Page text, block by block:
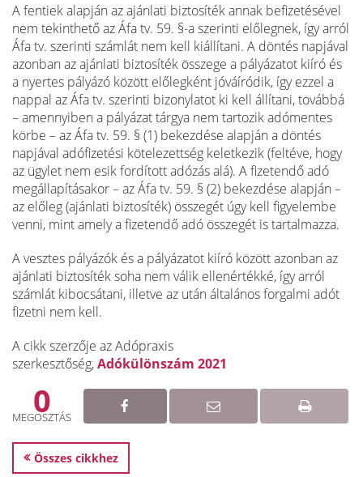
A fentiek alapján az ajánlati biztosíték annak befizetésével
nem tekinthető az Áfa tv. 59. §-a szerinti előlegnek, így arról
Áfa tv. szerinti számlát nem kell kiállítani. A döntés napjával
azonban az ajánlati biztosíték összege a pályázatot kiíró és
a nyertes pályázó között előlegként jóváíródik, így ezzel a
nappal az Áfa tv. szerinti bizonylatot ki kell állítani, továbbá
– amennyiben a pályázat tárgya nem tartozik adómentes
körbe – az Áfa tv. 59. § (1) bekezdése alapján a döntés
napjával adófizetési kötelezettség keletkezik (feltéve, hogy
az ügylet nem esik fordított adózás alá). A fizetendő adó
megállapításakor – az Áfa tv. 59. § (2) bekezdése alapján –
az előleg (ajánlati biztosíték) összegét úgy kell figyelembe
venni, mint amely a fizetendő adó összegét is tartalmazza.
A vesztes pályázók és a pályázatot kiíró között azonban az
ajánlati biztosíték soha nem válik ellenértékké, így arról
számlát kibocsátani, illetve az után általános forgalmi adót
fizetni nem kell.
A cikk szerzője az Adópraxis
szerkesztőség,Adókülönszám 2021
0
MEGOSZTÁS
Összes cikkhez